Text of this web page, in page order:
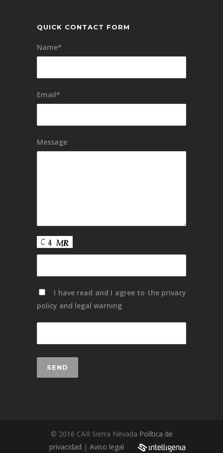
QUICK CONTACT FORM
Name*
Email*
Message
I have read and I agree to the privacy
policy and legal warning
© 2016 CAR Sierra Nevada Política de
privacidad | Aviso legal